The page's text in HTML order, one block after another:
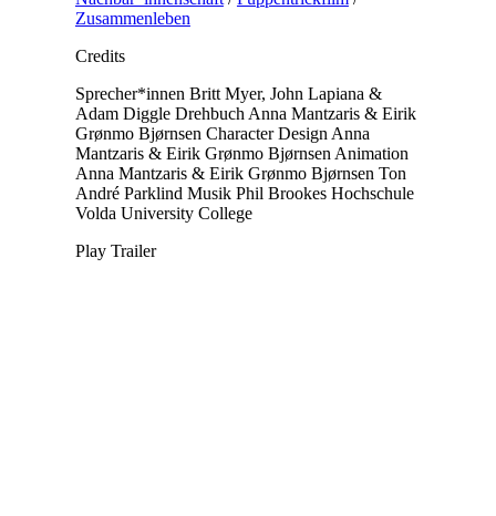
Zusammenleben
Credits
Sprecher*innen Britt Myer, John Lapiana &
Adam Diggle Drehbuch Anna Mantzaris & Eirik
Grønmo Bjørnsen Character Design Anna
Mantzaris & Eirik Grønmo Bjørnsen Animation
Anna Mantzaris & Eirik Grønmo Bjørnsen Ton
André Parklind Musik Phil Brookes Hochschule
Volda University College
Play Trailer